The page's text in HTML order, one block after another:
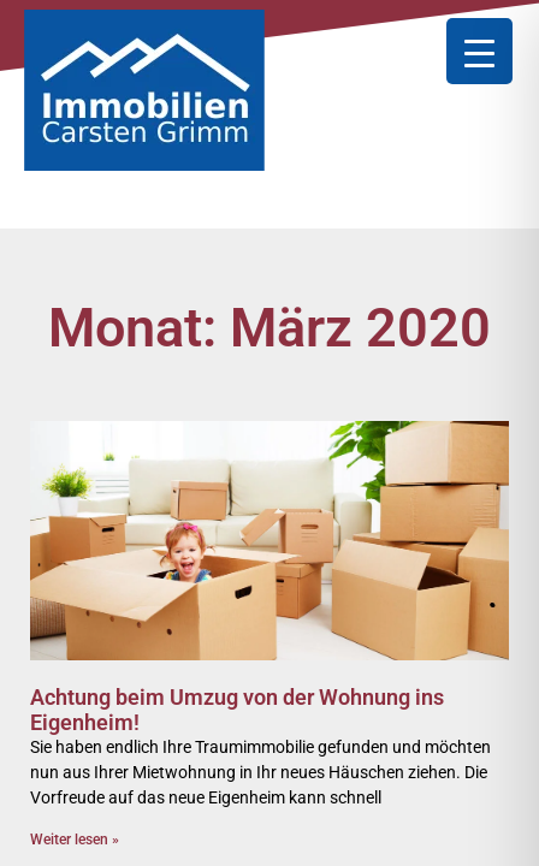
Monat: März 2020
Achtung beim Umzug von der Wohnung ins
Eigenheim!
Sie haben endlich Ihre Traumimmobilie gefunden und möchten
nun aus Ihrer Mietwohnung in Ihr neues Häuschen ziehen. Die
Vorfreude auf das neue Eigenheim kann schnell
Weiter lesen »